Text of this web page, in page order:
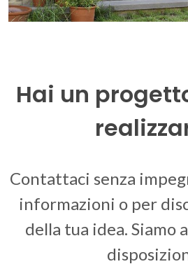
Hai un
Contattaci senza
informazioni o per
della tua idea. Siamo